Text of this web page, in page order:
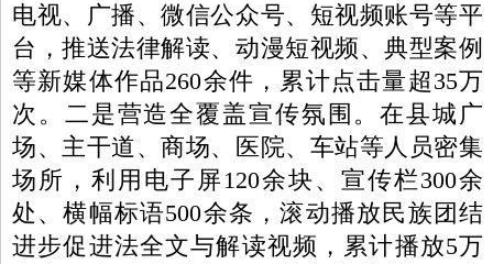
电视、广播、微信公众号、短视频账号等平
台，推送法律解读、动漫短视频、典型案例
等新媒体作品260余件，累计点击量超35万
次。二是营造全覆盖宣传氛围。在县城广
场、主干道、商场、医院、车站等人员密集
场所，利用电子屏120余块、宣传栏300余
处、横幅标语500余条，滚动播放民族团结
进步促进法全文与解读视频，累计播放5万